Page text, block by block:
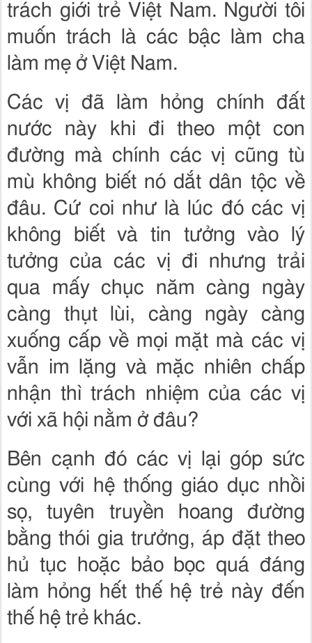
trách giới trẻ Việt Nam. Người tôi
muốn trách là các bậc làm cha
làm mẹ ở Việt Nam.
Các vị đã làm hỏng chính đất
nước này khi đi theo một con
đường mà chính các vị cũng tù
mù không biết nó dắt dân tộc về
đâu. Cứ coi như là lúc đó các vị
không biết và tin tưởng vào lý
tưởng của các vị đi nhưng trải
qua mấy chục năm càng ngày
càng thụt lùi, càng ngày càng
xuống cấp về mọi mặt mà các vị
vẫn im lặng và mặc nhiên chấp
nhận thì trách nhiệm của các vị
với xã hội nằm ở đâu?
Bên cạnh đó các vị lại góp sức
cùng với hệ thống giáo dục nhồi
sọ, tuyên truyền hoang đường
bằng thói gia trưởng, áp đặt theo
hủ tục hoặc bảo bọc quá đáng
làm hỏng hết thế hệ trẻ này đến
thế hệ trẻ khác.